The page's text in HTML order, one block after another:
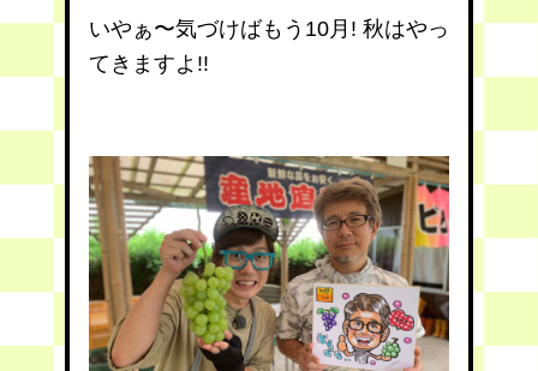
いやぁ〜気づけばもう10月! 秋はやっ
てきますよ!!